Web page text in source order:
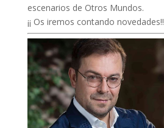
escenarios de Otros Mundos.
¡¡ Os iremos contando novedades!!